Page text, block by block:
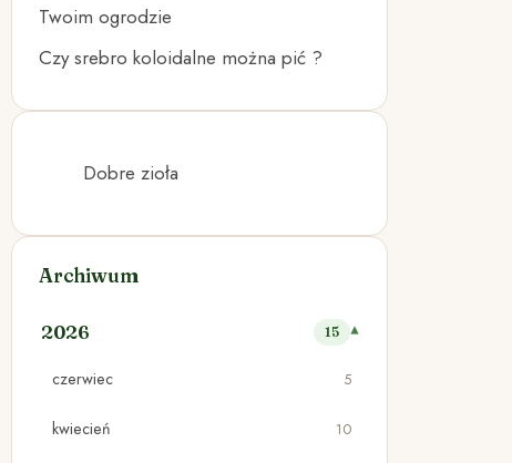
Twoim ogrodzie
Czy srebro koloidalne można pić ?
Dobre zioła
Archiwum
2026 15
czerwiec 5
kwiecień 10